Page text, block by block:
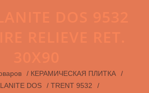
/ КЕРАМИЧЕСКАЯ ПЛИТКА
/
DOS / TRENT 9532
/